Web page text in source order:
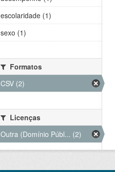
escolaridade (1)
sexo (1)
Formatos
CSV (2)
Licenças
Outra (Domínio Públ... (2)